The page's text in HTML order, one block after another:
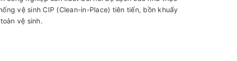
vệ sinh CIP (Clean-in-Place) tiên tiến, bồn khuấy
vệ sinh.